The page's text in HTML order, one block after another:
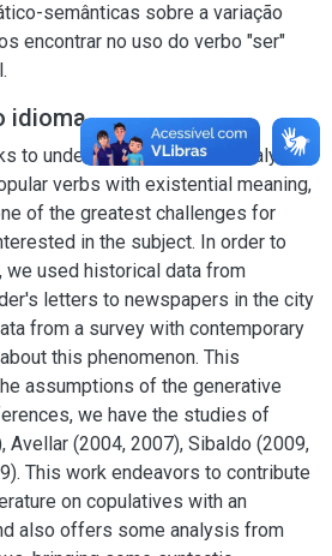
semânticas sobre a variação
encontrar no uso do verbo "ser"
idioma
to undertake a diachronic analysis
verbs with existential meaning,
of the greatest challenges for
in the subject. In order to
we used historical data from
letters to newspapers in the city
from a survey with contemporary
this phenomenon. This
assumptions of the generative
we have the studies of
Avellar (2004, 2007), Sibaldo (2009,
This work endeavors to contribute
on copulatives with an
also offers some analysis from